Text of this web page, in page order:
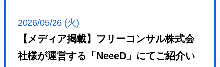
2026/05/26 (火)
【メディア掲載】フリーコンサル株式会
社様が運営する「NeeeD」にてご紹介い
<link rel='dns-prefetch' href='//s0.wp.com' />
<link rel='dns-prefetch' href='//cdn.jsdelivr.net' />
<link rel="alternate" type="application/rss+xml" title="【岡山】集客設